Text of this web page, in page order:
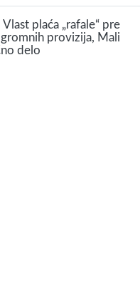
Vlast plaća „rafale“ pre
provizija, Mali
delo